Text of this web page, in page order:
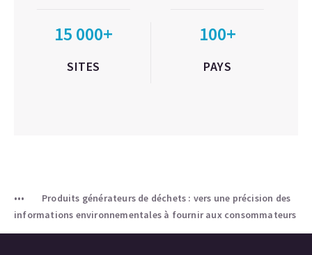
15 000+
SITES
100+
PAYS
Produits générateurs de déchets : vers une précision des
informations environnementales à fournir aux consommateurs